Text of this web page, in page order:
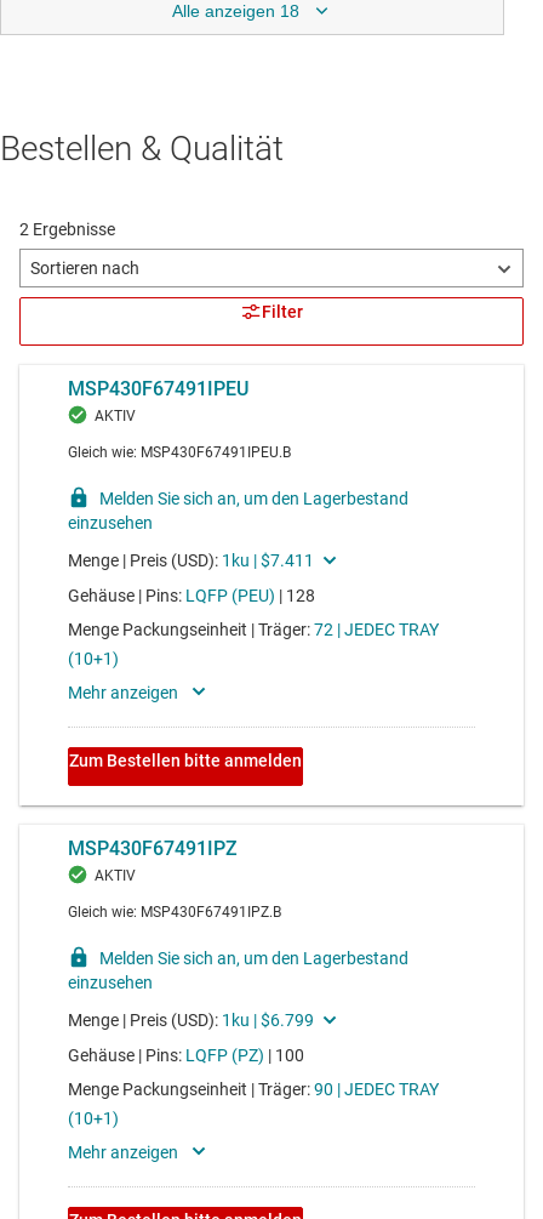
Alle anzeigen 18
Bestellen & Qualität